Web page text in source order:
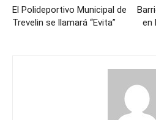
El Polideportivo Municipal de
Trevelin se llamará “Evita”
en